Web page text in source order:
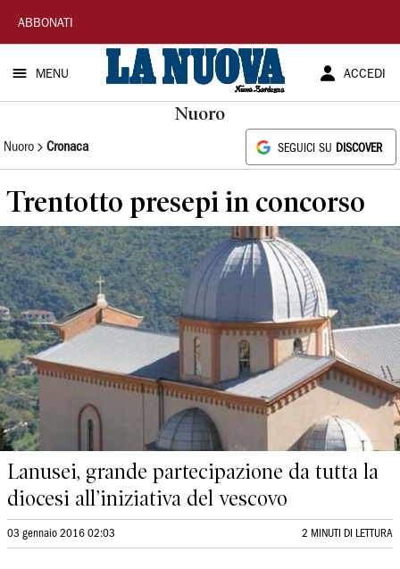
La
Nuova
Sardegna
ABBONATI
MENU ACCEDI
Nuoro
Nuoro Cronaca SEGUICI SU DISCOVER
Trentotto presepi in concorso
Lanusei, grande partecipazione da tutta la
diocesi all’iniziativa del vescovo
03 gennaio 2016 02:03 2 MINUTI DI LETTURA